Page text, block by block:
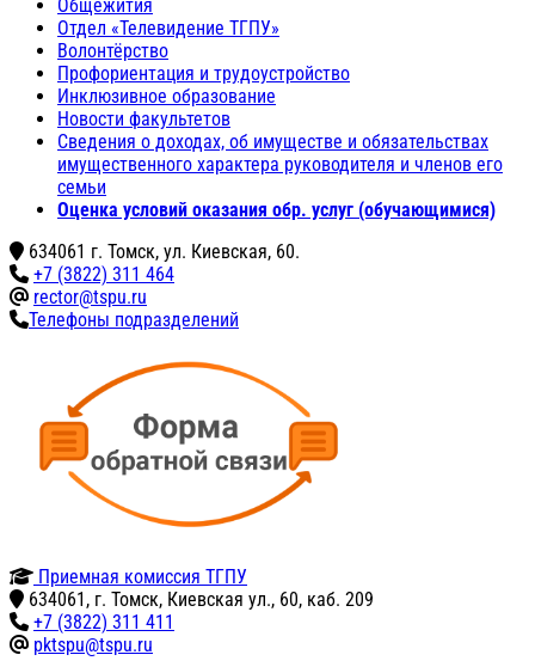
Общежития
Отдел «Телевидение ТГПУ»
Волонтёрство
Профориентация и трудоустройство
Инклюзивное образование
Новости факультетов
Сведения о доходах, об имуществе и обязательствах
имущественного характера руководителя и членов его
семьи
Оценка условий оказания обр. услуг (обучающимися)
634061 г. Томск, ул. Киевская, 60.
+7 (3822) 311 464
rector@tspu.ru
Телефоны подразделений
Приемная комиссия ТГПУ
634061, г. Томск, Киевская ул., 60, каб. 209
+7 (3822) 311 411
pktspu@tspu.ru